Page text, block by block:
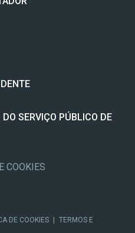
SERVIÇO PÚBLICO DE
COOKIES
DE COOKIES
TERMOS E